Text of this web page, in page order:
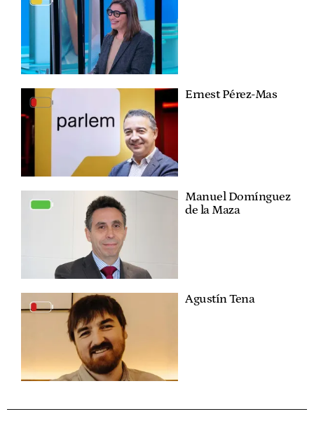
Ernest Pérez-Mas
Manuel Domínguez
de la Maza
Agustín Tena